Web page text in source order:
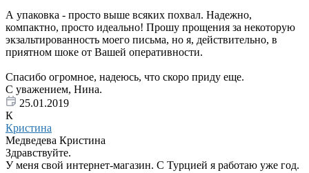
А упаковка - просто выше всяких похвал. Надежно,
компактно, просто идеально! Прошу прощения за некоторую
экзальтированность моего письма, но я, действительно, в
приятном шоке от Вашей оперативности.
Спасибо огромное, надеюсь, что скоро приду еще.
С уважением, Нина.
25.01.2019
К
Кристина
Медведева Кристина
Здравствуйте.
У меня свой интернет-магазин. С Турцией я работаю уже год.